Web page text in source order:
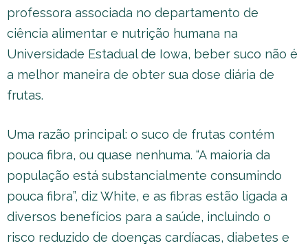
professora associada no departamento de
ciência alimentar e nutrição humana na
Universidade Estadual de Iowa, beber suco não é
a melhor maneira de obter sua dose diária de
frutas.
Uma razão principal: o suco de frutas contém
pouca fibra, ou quase nenhuma. “A maioria da
população está substancialmente consumindo
pouca fibra”, diz White, e as fibras estão ligada a
diversos benefícios para a saúde, incluindo o
risco reduzido de doenças cardíacas, diabetes e